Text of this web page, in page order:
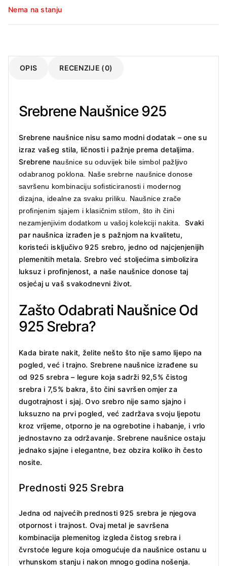
Nema na stanju
OPIS RECENZIJE (0)
Srebrene Naušnice 925
Srebrene naušnice nisu samo modni dodatak – one su
izraz vašeg stila, ličnosti i pažnje prema detaljima.
Srebrene naušnice su oduvijek bile simbol pažljivo
odabranog poklona. Naše srebrne naušnice donose
savršenu kombinaciju sofisticiranosti i modernog
dizajna, idealne za svaku priliku. Naušnice zrače
profinjenim sjajem i klasičnim stilom, što ih čini
nezamjenjivim dodatkom u vašoj kolekciji nakita. Svaki
par naušnica izrađen je s pažnjom na kvalitetu,
koristeći isključivo 925 srebro, jedno od najcjenjenijih
plemenitih metala. Srebro već stoljećima simbolizira
luksuz i profinjenost, a naše naušnice donose taj
osjećaj u vaš svakodnevni život.
Zašto Odabrati Naušnice Od
925 Srebra?
Kada birate nakit, želite nešto što nije samo lijepo na
pogled, već i trajno. Srebrene naušnice izrađene su
od 925 srebra – legure koja sadrži 92,5% čistog
srebra i 7,5% bakra, što čini savršen omjer za
dugotrajnost i sjaj. Ovo srebro nije samo sjajno i
luksuzno na prvi pogled, već zadržava svoju ljepotu
kroz vrijeme, otporno je na ogrebotine i habanje, i vrlo
jednostavno za održavanje. Srebrene naušnice ostaju
jednako sjajne i elegantne, bez obzira koliko ih često
nosite.
Prednosti 925 Srebra
Jedna od najvećih prednosti 925 srebra je njegova
otpornost i trajnost. Ovaj metal je savršena
kombinacija plemenitog izgleda čistog srebra i
čvrstoće legure koja omogućuje da naušnice ostanu u
vrhunskom stanju i nakon mnogo godina nošenja.